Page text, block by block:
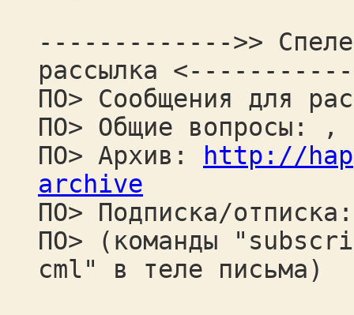
------------->>
рассылка
ПО> Сообщения для
ПО> Общие вопросы: ,
ПО> Архив:
http://
archive
ПО> Подписка/отписка:
ПО> (команды
cml" в теле письма)